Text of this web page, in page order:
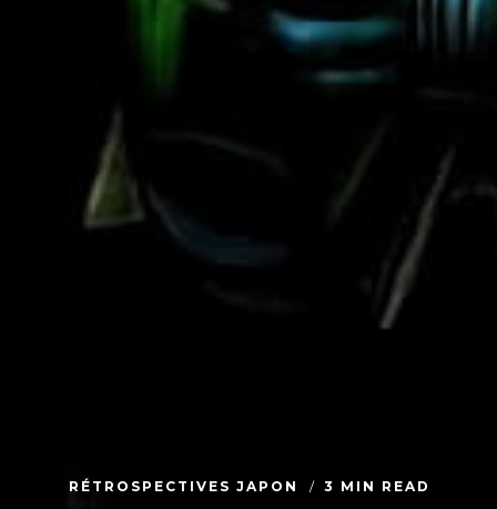
RÉTROSPECTIVES JAPON 3 MIN READ